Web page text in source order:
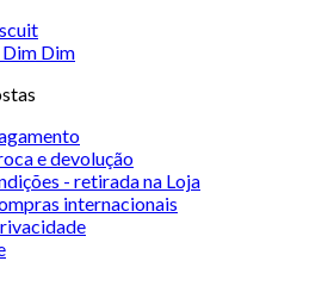
Dim
e devolução
- retirada na Loja
internacionais